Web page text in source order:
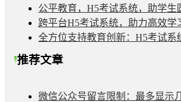
公平教育，H5考试系统，助学生
跨平台H5考试系统，助力高效学
全方位支持教育创新：H5考试系
推荐文章
微信公众号留言限制：最多显示